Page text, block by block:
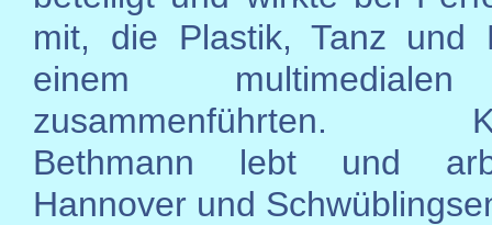
mit, die Plastik, Tanz und
einem
zusammenführten.
Bethmann lebt und
Hannover und